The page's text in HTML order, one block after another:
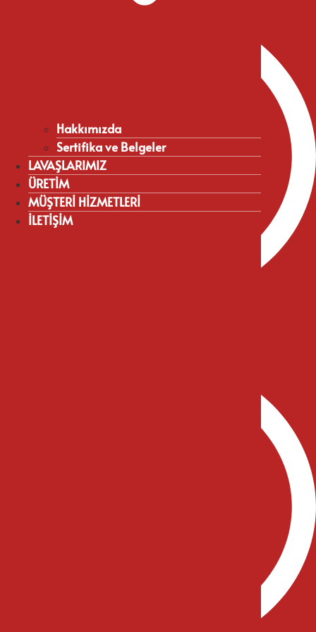
Hakkımızda
Sertifika ve Belgeler
LAVAŞLARIMIZ
ÜRETİM
MÜŞTERİ HİZMETLERİ
İLETİŞİM
Hakkımızda
Sertifika ve Belgeler
LAVAŞLARIMIZ
ÜRETİM
MÜŞTERİ HİZMETLERİ
İLETİŞİM